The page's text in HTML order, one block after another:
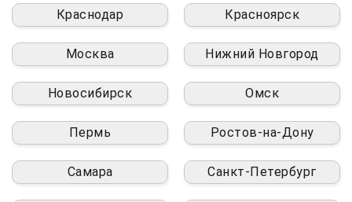
Краснодар Красноярск
Москва Нижний Новгород
Новосибирск Омск
Пермь Ростов-на-Дону
Самара Санкт-Петербург